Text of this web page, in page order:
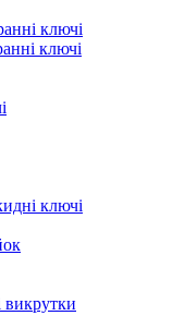
ключі
ключі
ключі
викрутки